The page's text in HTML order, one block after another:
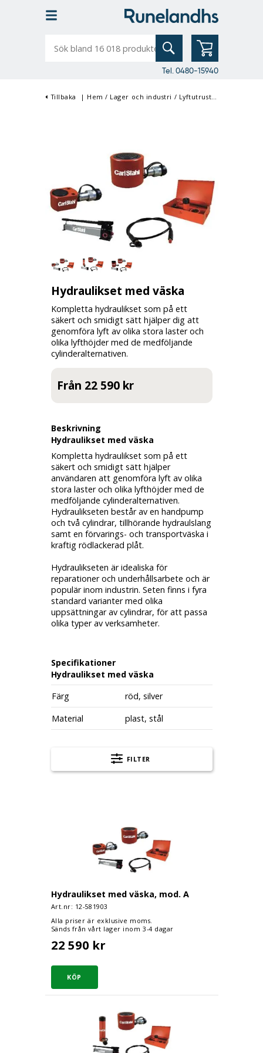
bland
Tel. 0480-15940
Tillbaka | Hem / Lager och industri / Lyftutrustning
Hydraulikset med väska
Kompletta hydraulikset som på ett
säkert och smidigt sätt hjälper dig att
genomföra lyft av olika stora laster och
olika lyfthöjder med de medföljande
cylinderalternativen.
Från 22 590 kr
Beskrivning
Hydraulikset med väska
Kompletta hydraulikset som på ett
säkert och smidigt sätt hjälper
användaren att genomföra lyft av olika
stora laster och olika lyfthöjder med de
medföljande cylinderalternativen.
Hydraulikseten består av en handpump
och två cylindrar, tillhörande hydraulslang
samt en förvarings- och transportväska i
kraftig rödlackerad plåt.
Hydraulikseten är idealiska för
reparationer och underhållsarbete och är
populär inom industrin. Seten finns i fyra
standard varianter med olika
uppsättningar av cylindrar, för att passa
olika typer av verksamheter.
Specifikationer
Hydraulikset med väska
Färg
röd, silver
Material
plast, stål
FILTER
Hydraulikset med väska, mod. A
Art.nr: 12-581903
Alla priser är exklusive moms.
Sänds från vårt lager inom 3-4 dagar
22 590 kr
Hydraulikset med väska, mod. B